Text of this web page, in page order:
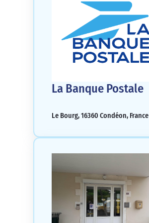
La Banque Postale
Le Bourg, 16360 Condéon, France